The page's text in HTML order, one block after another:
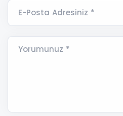
E-Posta Adresiniz *
Yorumunuz *